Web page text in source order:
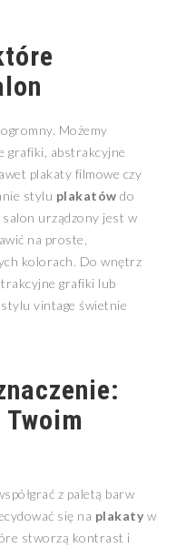
Możemy
grafiki, abstrakcyjne
plakaty filmowe czy
stylu plakatów do
urządzony jest w
na proste,
kolorach. Do wnętrz
grafiki lub
vintage świetnie
z paletą barw
się na plakaty w
stworzą kontrast i